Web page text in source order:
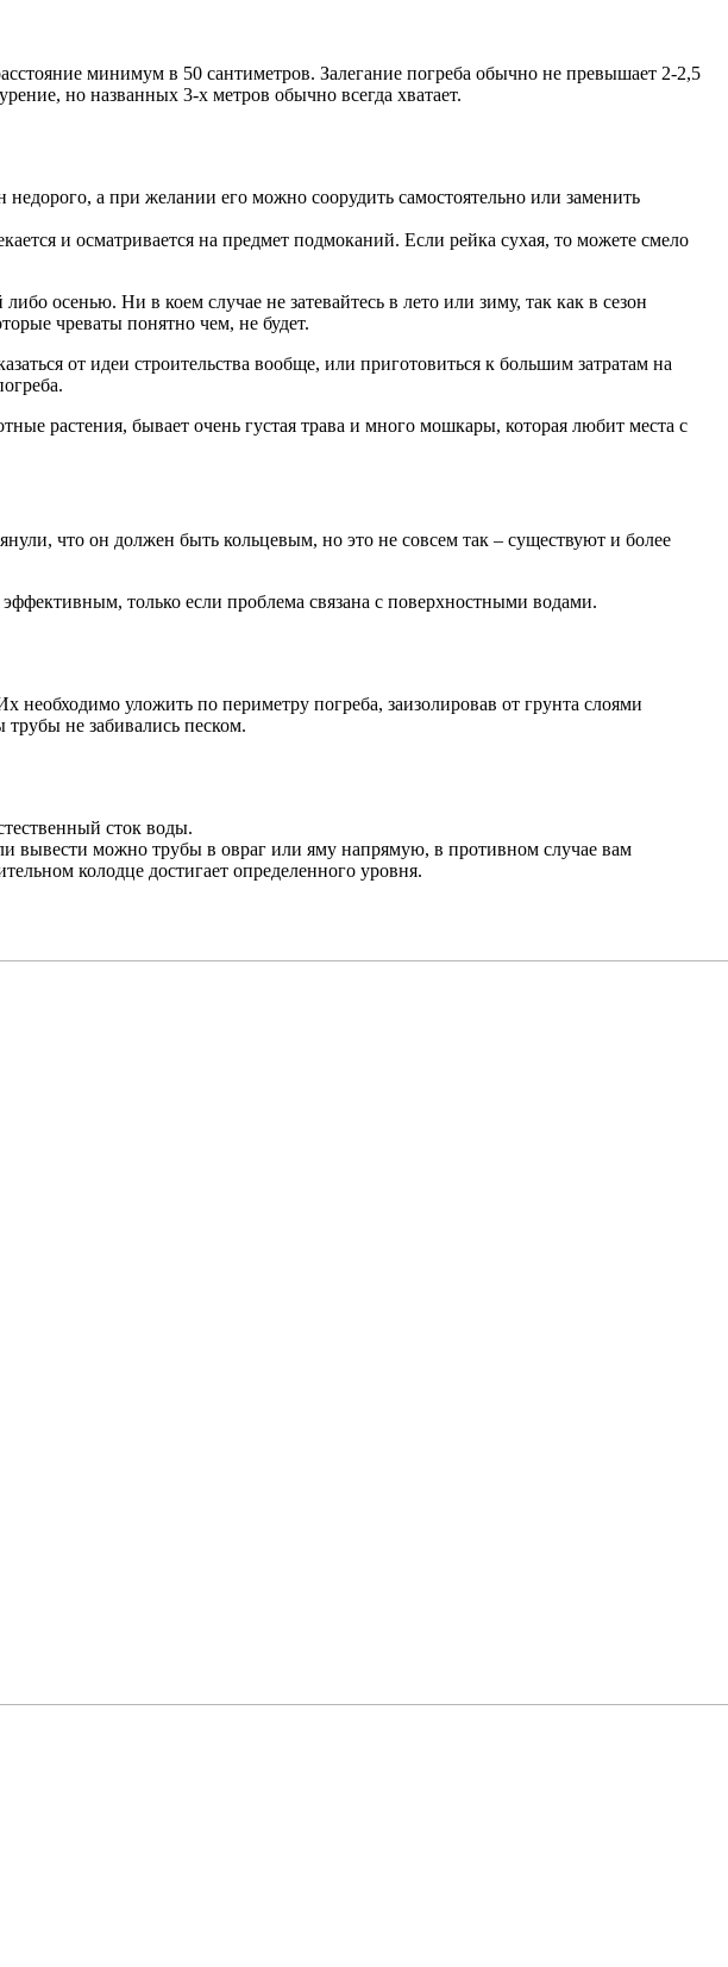
минимум в 50 сантиметров. Залегание погреба обычно не превышает 2-2,5
но названных 3-х метров обычно всегда хватает.
а при желании его можно соорудить самостоятельно или заменить
и осматривается на предмет подмоканий. Если рейка сухая, то можете смело
осенью. Ни в коем случае не затевайтесь в лето или зиму, так как в сезон
чреваты понятно чем, не будет.
от идеи строительства вообще, или приготовиться к большим затратам на
растения, бывает очень густая трава и много мошкары, которая любит места с
что он должен быть кольцевым, но это не совсем так – существуют и более
только если проблема связана с поверхностными водами.
уложить по периметру погреба, заизолировав от грунта слоями
не забивались песком.
сток воды.
вывести можно трубы в овраг или яму напрямую, в противном случае вам
колодце достигает определенного уровня.